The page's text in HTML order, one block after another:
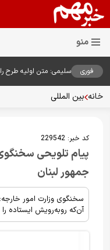
فوری
سلیمی: متن اولیه طرح
خانه بین المللی
کد خبر: 229542
پیام تلویحی
جمهور لبنان
سخنگوی وزارت امور
آن‌که روبه‌رویش ایستاده